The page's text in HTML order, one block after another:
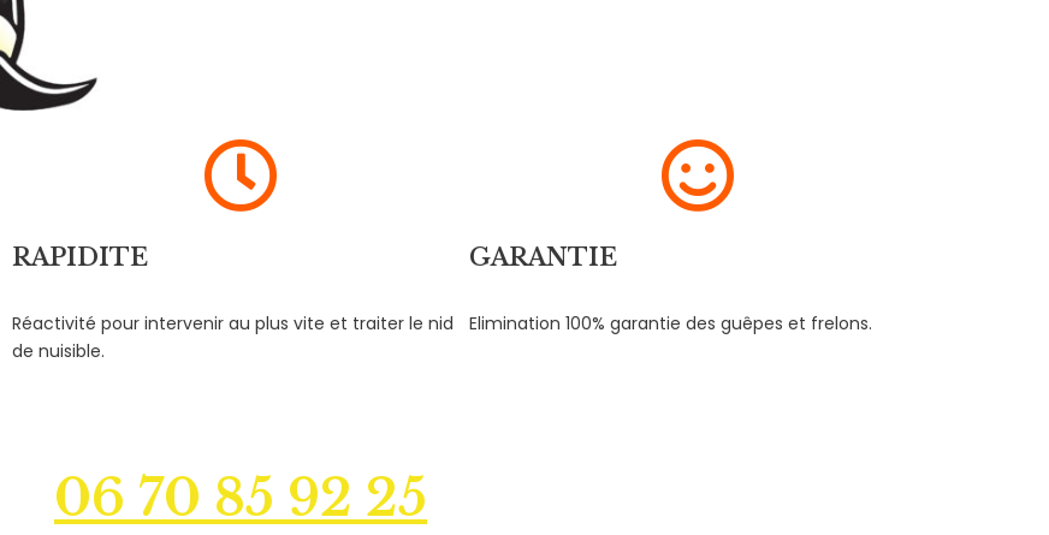
RAPIDITE
Réactivité pour intervenir au plus vite et traiter le nid
de nuisible.
GARANTIE
Elimination 100% garantie des guêpes et frelons.
06 70 85 92 25